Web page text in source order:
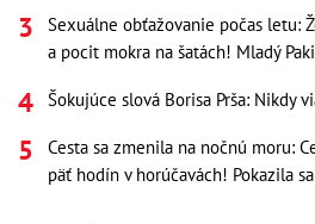
Sexuálne obťažovanie počas letu:
a pocit mokra na šatách! Mladý
Šokujúce slová Borisa Prša: Nikdy
Cesta sa zmenila na nočnú moru:
päť hodín v horúčavách! Pokazila